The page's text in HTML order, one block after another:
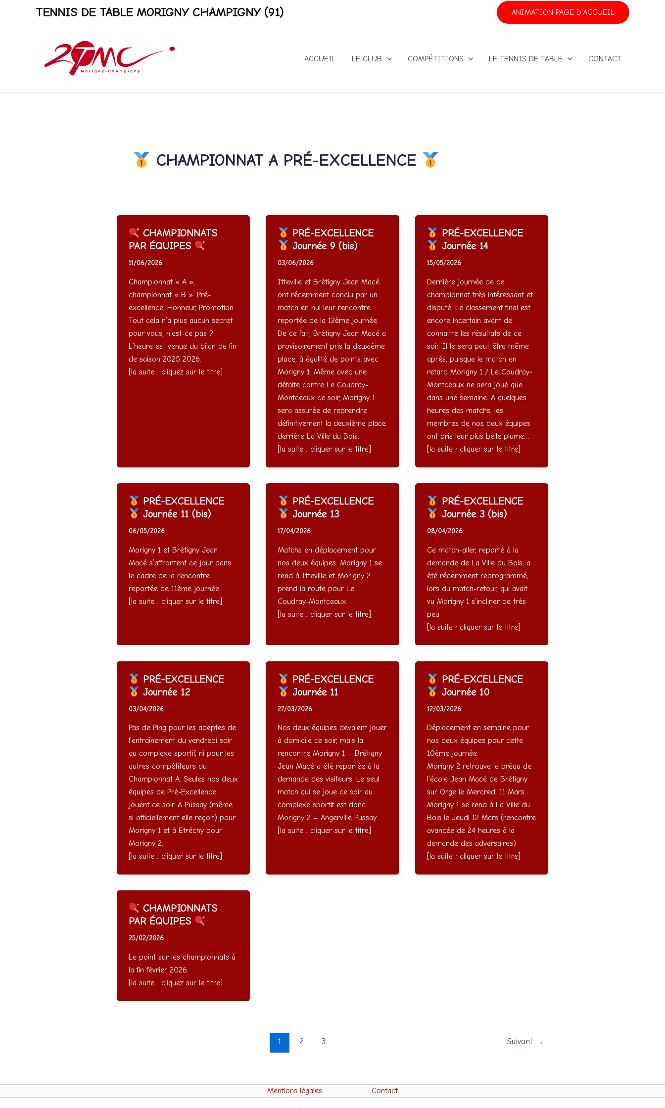
TENNIS DE TABLE MORIGNY CHAMPIGNY (91) ANIMATION PAGE D'ACCUEIL
ACCUEIL LE CLUB COMPÉTITIONS LE TENNIS DE TABLE CONTACT
CHAMPIONNAT A PRÉ-EXCELLENCE
CHAMPIONNATS
PAR ÉQUIPES
11/06/2026
Championnat « A »,
championnat « B ». Pré-
excellence, Honneur, Promotion.
Tout cela n’a plus aucun secret
pour vous, n’est-ce pas ?
L’heure est venue du bilan de fin
de saison 2025 2026.
[la suite : cliquez sur le titre]
PRÉ-EXCELLENCE
Journée 9 (bis)
03/06/2026
Itteville et Brétigny Jean Macé
ont récemment conclu par un
match en nul leur rencontre
reportée de la 12ème journée.
De ce fait, Brétigny Jean Macé a
provisoirement pris la deuxième
place, à égalité de points avec
Morigny 1. Même avec une
défaite contre Le Coudray-
Montceaux ce soir, Morigny 1
sera assurée de reprendre
définitivement la deuxième place
derrière La Ville du Bois.
[la suite : cliquer sur le titre]
PRÉ-EXCELLENCE
Journée 14
15/05/2026
Dernière journée de ce
championnat très intéressant et
disputé. Le classement final est
encore incertain avant de
connaitre les résultats de ce
soir. Il le sera peut-être même
après, puisque le match en
retard Morigny 1 / Le Coudray-
Montceaux ne sera joué que
dans une semaine. A quelques
heures des matchs, les
membres de nos deux équipes
ont pris leur plus belle plume…
[la suite : cliquer sur le titre]
PRÉ-EXCELLENCE
Journée 11 (bis)
06/05/2026
Morigny 1 et Brétigny Jean
Macé s’affrontent ce jour dans
le cadre de la rencontre
reportée de 11ème journée.
[la suite : cliquer sur le titre]
PRÉ-EXCELLENCE
Journée 13
17/04/2026
Matchs en déplacement pour
nos deux équipes. Morigny 1 se
rend à Itteville et Morigny 2
prend la route pour Le
Coudray-Montceaux.
[la suite : cliquer sur le titre]
PRÉ-EXCELLENCE
Journée 3 (bis)
08/04/2026
Ce match-aller, reporté à la
demande de La Ville du Bois, a
été récemment reprogrammé,
lors du match-retour, qui avait
vu Morigny 1 s’incliner de très
peu.
[la suite : cliquer sur le titre]
PRÉ-EXCELLENCE
Journée 12
03/04/2026
Pas de Ping pour les adeptes de
l’entraînement du vendredi soir
au complexe sportif, ni pour les
autres compétiteurs du
Championnat A. Seules nos deux
équipes de Pré-Excellence
jouent ce soir. A Pussay (même
si officiellement elle reçoit) pour
Morigny 1 et à Etréchy pour
Morigny 2.
[la suite : cliquer sur le titre]
PRÉ-EXCELLENCE
Journée 11
27/03/2026
Nos deux équipes devaient jouer
à domicile ce soir, mais la
rencontre Morigny 1 – Brétigny
Jean Macé a été reportée à la
demande des visiteurs. Le seul
match qui se joue ce soir au
complexe sportif est donc
Morigny 2 – Angerville Pussay.
[la suite : cliquer sur le titre]
PRÉ-EXCELLENCE
Journée 10
12/03/2026
Déplacement en semaine pour
nos deux équipes pour cette
10ème journée.
Morigny 2 retrouve le préau de
l’école Jean Macé de Brétigny
sur Orge le Mercredi 11 Mars.
Morigny 1 se rend à La Ville du
Bois le Jeudi 12 Mars (rencontre
avancée de 24 heures à la
demande des adversaires).
[la suite : cliquer sur le titre]
CHAMPIONNATS
PAR ÉQUIPES
25/02/2026
Le point sur les championnats à
la fin février 2026.
[la suite : cliquez sur le titre]
1 2 3 Suivant →
Mentions légales Contact